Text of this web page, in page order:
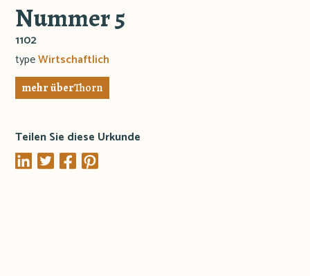
Nummer 5
1102
typeWirtschaftlich
mehr überThorn
Teilen Sie diese Urkunde